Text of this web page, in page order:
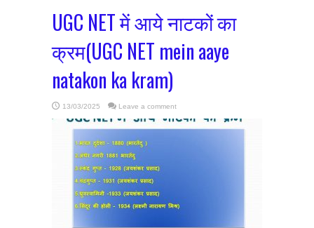
UGC NET में आये नाटकों का
क्रम(UGC NET mein aaye
natakon ka kram)
13/03/2025 Leave a comment